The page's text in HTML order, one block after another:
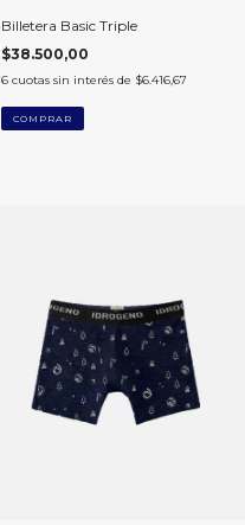
Billetera Basic Triple
$38.500,00
6 cuotas sin interés de $6.416,67
COMPRAR